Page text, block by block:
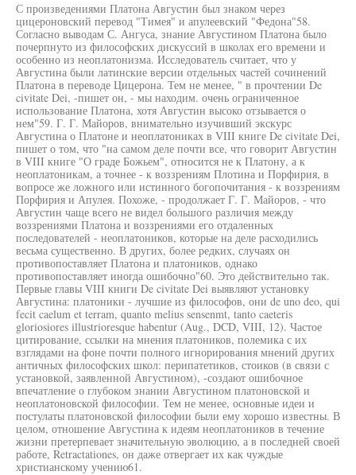
С произведениями Платона Августин был знаком через
цицероновский перевод "Тимея" и апулеевский "Федона"58.
Согласно выводам С. Ангуса, знание Августином Платона было
почерпнуто из философских дискуссий в школах его времени и
особенно из неоплатонизма. Исследователь считает, что у
Августина были латинские версии отдельных частей сочинений
Платона в переводе Цицерона. Тем не менее, " в прочтении De
civitate Dei, -пишет он, - мы находим. очень ограниченное
использование Платона, хотя Августин высоко отзывается о
нем"59. Г. Г. Майоров, внимательно изучивший экскурс
Августина о Платоне и неоплатониках в VIII книге De civitate Dei,
пишет о том, что "на самом деле почти все, что говорит Августин
в VIII книге "О граде Божьем", относится не к Платону, а к
неоплатоникам, а точнее - к воззрениям Плотина и Порфирия, в
вопросе же ложного или истинного богопочитания - к воззрениям
Порфирия и Апулея. Похоже, - продолжает Г. Г. Майоров, - что
Августин чаще всего не видел большого различия между
воззрениями Платона и воззрениями его отдаленных
последователей - неоплатоников, которые на деле расходились
весьма существенно. В других, более редких, случаях он
противопоставляет Платона и платоников, однако
противопоставляет иногда ошибочно"60. Это действительно так.
Первые главы VIII книги De civitate Dei выявляют установку
Августина: платоники - лучшие из философов, они de uno deo, qui
fecit caelum et terram, quanto melius sensenmt, tanto caeteris
gloriosiores illustrioresque habentur (Aug., DCD, VIII, 12). Частое
цитирование, ссылки на мнения платоников, полемика с их
взглядами на фоне почти полного игнорирования мнений других
античных философских школ: перипатетиков, стоиков (в связи с
установкой, заявленной Августином), -создают ошибочное
впечатление о глубоком знании Августином платоновской и
неоплатоновской философии. Тем не менее, основные идеи и
постулаты платоновской философии были ему хорошо известны. В
целом, отношение Августина к идеям неоплатоников в течение
жизни претерпевает значительную эволюцию, а в последней своей
работе, Retractationes, он даже отвергает их как чуждые
христианскому учению61.